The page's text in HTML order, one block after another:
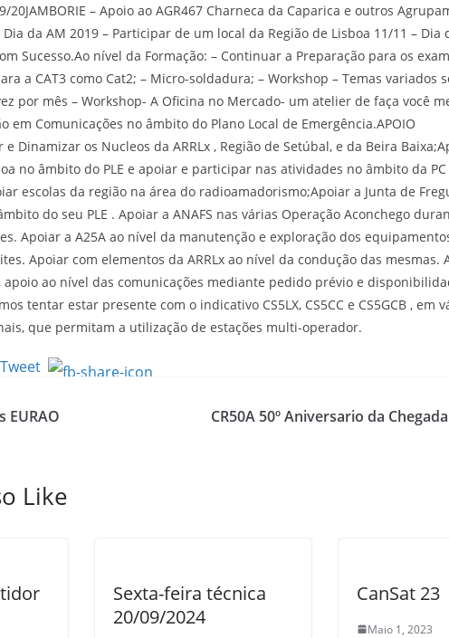
20JAMBORIE – Apoio ao AGR467 Charneca da Caparica e outros
Dia da AM 2019 – Participar de um local da Região de Lisboa 11/11 – Dia
Sucesso.Ao nível da Formação: – Continuar a Preparação para os
a CAT3 como Cat2; – Micro-soldadura; – Workshop – Temas variados
por mês – Workshop- A Oficina no Mercado- um atelier de faça você
em Comunicações no âmbito do Plano Local de Emergência.APOIO
e Dinamizar os Nucleos da ARRLx , Região de Setúbal, e da Beira
no âmbito do PLE e apoiar e participar nas atividades no âmbito da
escolas da região na área do radioamadorismo;Apoiar a Junta de
do seu PLE . Apoiar a ANAFS nas várias Operação Aconchego
Apoiar a A25A ao nível da manutenção e exploração dos
Apoiar com elementos da ARRLx ao nível da condução das mesmas.
apoio ao nível das comunicações mediante pedido prévio e
tentar estar presente com o indicativo CS5LX, CS5CC e CS5GCB , em
que permitam a utilização de estações multi-operador.
EURAO
CR50A 50º Aniversario da
Like
Sexta-feira técnica
20/09/2024
CanSat 23
Maio 1, 2023